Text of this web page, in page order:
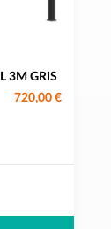
3M GRIS
720,00 €